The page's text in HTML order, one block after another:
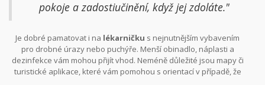
pokoje a zadostiučinění, když jej zdoláte."
Je dobré pamatovat i na lékarničku s nejnutnějším vybavením
pro drobné úrazy nebo puchýře. Menší obinadlo, náplasti a
dezinfekce vám mohou přijít vhod. Neméně důležité jsou mapy či
turistické aplikace, které vám pomohou s orientací v případě, že